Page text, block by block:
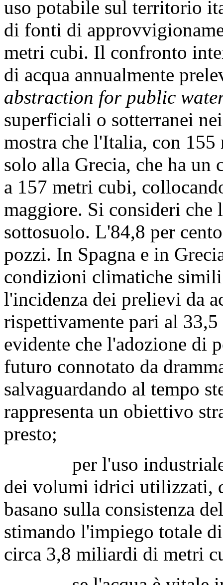
uso potabile sul territorio
di fonti di
metri cubi. Il confronto
di acqua annualmente
abstraction for public
superficiali o sotterranei
mostra che l'Italia, con 155
solo alla Grecia, che ha un
a 157 metri cubi,
maggiore. Si consideri che
sottosuolo. L'84,8 per
pozzi. In Spagna e in
condizioni climatiche
l'incidenza dei prelievi da
rispettivamente pari al
evidente che l'adozione di
futuro connotato da
salvaguardando al tempo
rappresenta un obiettivo
presto;
per l'uso industriale
dei volumi idrici utilizzati,
basano sulla consistenza
stimando l'impiego totale
circa 3,8 miliardi di metri